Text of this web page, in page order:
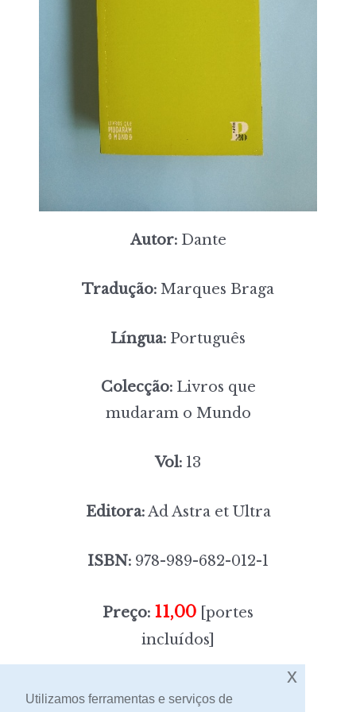
Autor:Dante
Tradução: Marques Braga
Língua: Português
Colecção:Livros que
mudaram o Mundo
Vol: 13
Editora:Ad Astra et Ultra
ISBN: 978-989-682-012-1
Preço: 11,00 [portes
incluídos]
Sem stock
Utilizamos ferramentas e serviços de
x